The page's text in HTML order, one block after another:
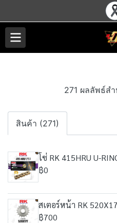
271 ผลลัพธ์ส
สินค้า (271)
โซ่ RK 415HRU U-
฿0
สเตอร์หน้า RK
฿700